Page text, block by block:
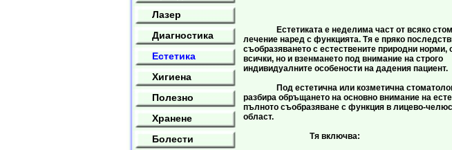
Лазер
Диагностика
Естетика
Хигиена
Полезно
Хранене
Болести
Естетиката е неделима част от всяко
лечение наред с функцията. Тя е пряко
съобразяването с естествените природни норми,
всички, но и взенмането под внимание на строго
индивидуалните особености на дадения пациент.
Под естетична или козметична
разбира обръщането на основно внимание на
пълното съобразяване с функция в лицево-
област.
Тя включва: